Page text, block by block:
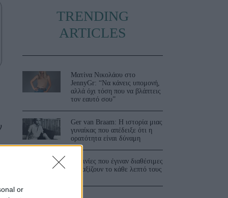
or
TRENDING
ARTICLES
Ματίνα Νικολάου στο
JennyGr: “Να κάνεις υπομονή,
αλλά όχι τόση που να βλάπτεις
τον εαυτό σου”
Ger van Braam: Η ιστορία μιας
γυναίκας που απέδειξε ότι η
ορατότητα είναι δύναμη
3 ταινίες που έγιναν διαθέσιμες
και αξίζουν το κάθε λεπτό τους